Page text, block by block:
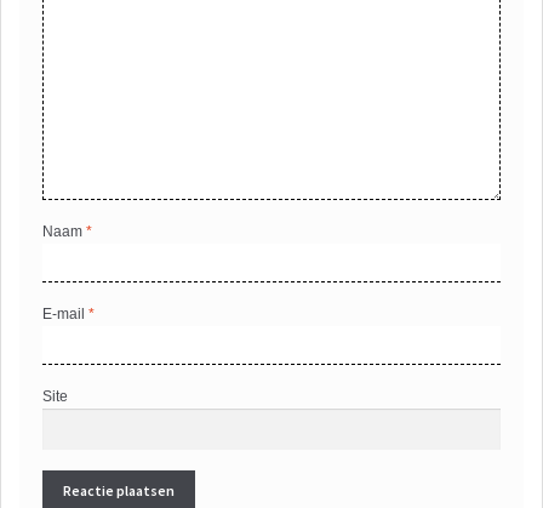
Naam*
E-mail*
Site